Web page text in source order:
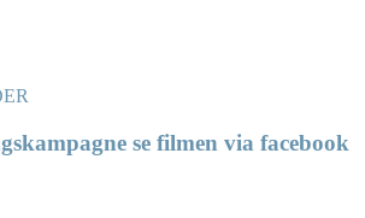
se filmen via facebook